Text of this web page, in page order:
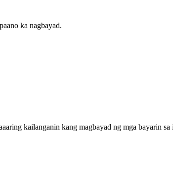
ka nagbayad.
kailanganin kang magbayad ng mga bayarin